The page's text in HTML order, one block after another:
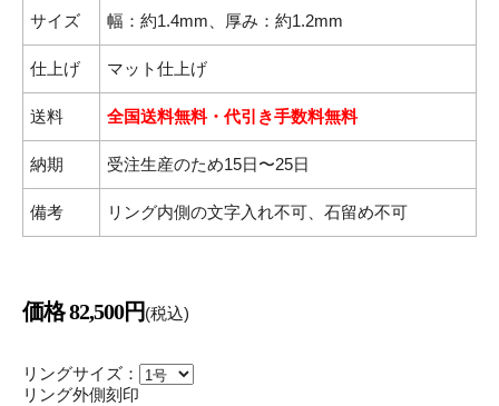
サイズ 幅：約1.4mm、厚み：約1.2mm
仕上げ マット仕上げ
送料 全国送料無料・代引き手数料無料
納期 受注生産のため15日〜25日
備考 リング内側の文字入れ不可、石留め不可
価格 82,500円(税込)
リングサイズ：
リング外側刻印